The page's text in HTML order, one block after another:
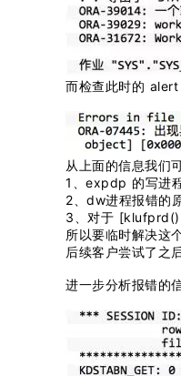
而检查此时的 alert
从上面的信息我们
1、expdp 的写进
2、dw进程报错的
3、对于
所以要临时解决这
后续客户尝试了之
进一步分析报错的